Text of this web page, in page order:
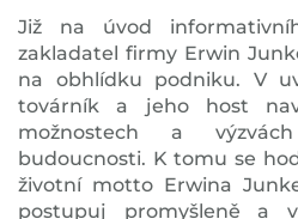
Již na úvod
zakladatel firmy Erwin
na obhlídku podniku. V
továrník a jeho host
možnostech a
budoucnosti. K tomu se
životní motto Erwina
postupuj promyšleně a